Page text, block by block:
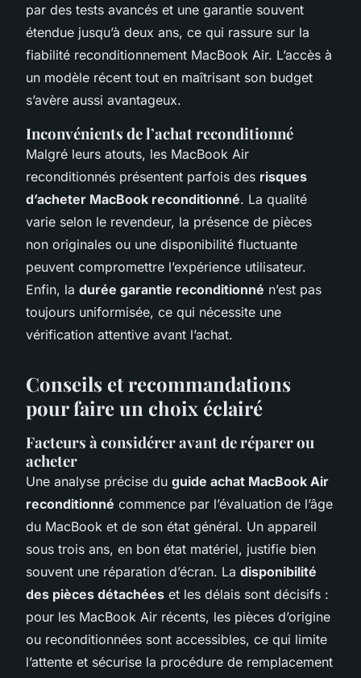
par des tests avancés et une garantie souvent
étendue jusqu’à deux ans, ce qui rassure sur la
fiabilité reconditionnement MacBook Air. L’accès à
un modèle récent tout en maîtrisant son budget
s’avère aussi avantageux.
Inconvénients de l’achat reconditionné
Malgré leurs atouts, les MacBook Air
reconditionnés présentent parfois des risques
d’acheter MacBook reconditionné. La qualité
varie selon le revendeur, la présence de pièces
non originales ou une disponibilité fluctuante
peuvent compromettre l’expérience utilisateur.
Enfin, la durée garantie reconditionné n’est pas
toujours uniformisée, ce qui nécessite une
vérification attentive avant l’achat.
Conseils et recommandations
pour faire un choix éclairé
Facteurs à considérer avant de réparer ou
acheter
Une analyse précise du guide achat MacBook Air
reconditionné commence par l’évaluation de l’âge
du MacBook et de son état général. Un appareil
sous trois ans, en bon état matériel, justifie bien
souvent une réparation d’écran. La disponibilité
des pièces détachées et les délais sont décisifs :
pour les MacBook Air récents, les pièces d’origine
ou reconditionnées sont accessibles, ce qui limite
l’attente et sécurise la procédure de remplacement